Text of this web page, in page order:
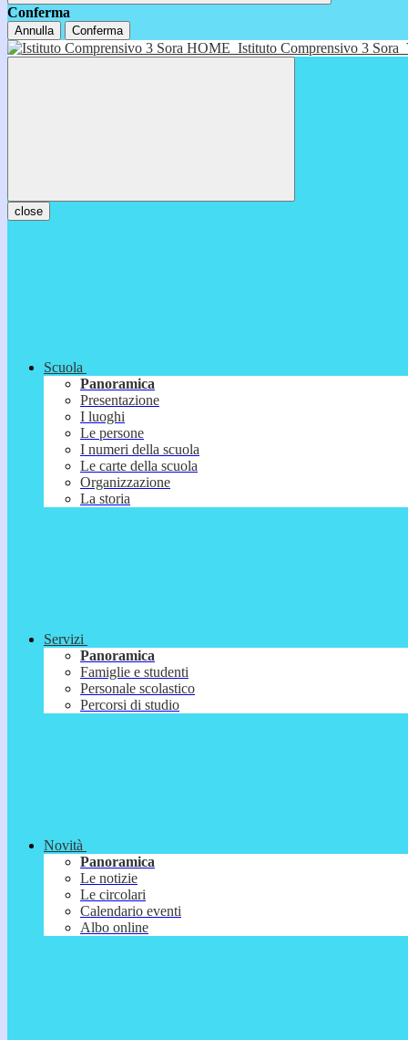
Conferma
Annulla Conferma
HOME Istituto Comprensivo 3 Sora
close
Scuola
Panoramica
Presentazione
I luoghi
Le persone
I numeri della scuola
Le carte della scuola
Organizzazione
La storia
Servizi
Panoramica
Famiglie e studenti
Personale scolastico
Percorsi di studio
Novità
Panoramica
Le notizie
Le circolari
Calendario eventi
Albo online